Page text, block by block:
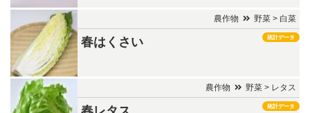
農作物 野菜 > 白菜
統計データ
春はくさい
農作物 野菜 > レタス
統計データ